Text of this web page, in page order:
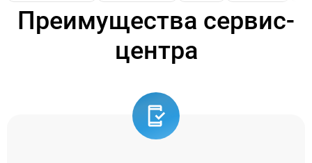
Преимущества сервис-
центра